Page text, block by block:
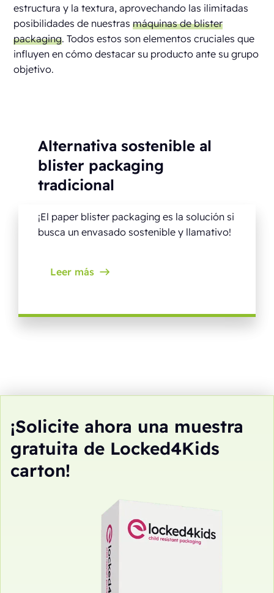
estructura y la textura, aprovechando las ilimitadas
posibilidades de nuestrasmáquinas de blister
packaging. Todos estos son elementos cruciales que
influyen en cómo destacar su producto ante su grupo
objetivo.
Alternativa sostenible al
blister packaging
tradicional
¡El paper blister packaging es la solución si
busca un envasado sostenible y llamativo!
Leer más
¡Solicite ahora una muestra
gratuita de Locked4Kids
carton!